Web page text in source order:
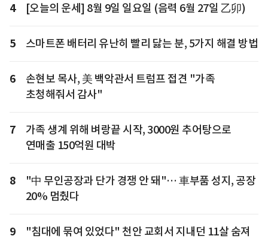
4 [오늘의 운세] 8월 9일 일요일 (음력 6월 27일 乙卯)
5 스마트폰 배터리 유난히 빨리 닳는 분, 5가지 해결 방법
6
손현보 목사, 美 백악관서 트럼프 접견 "가족
초청해줘서 감사"
7
가족 생계 위해 벼랑끝 시작, 3000원 추어탕으로
연매출 150억원 대박
8
"中 무인공장과 단가 경쟁 안 돼"… 車부품 성지, 공장
20% 멈췄다
9 "침대에 묶여 있었다" 천안 교회서 지내던 11살 숨져